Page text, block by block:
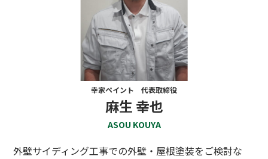
幸家ペイント 代表取締役
麻生 幸也
ASOU KOUYA
外壁サイディング工事での外壁・屋根塗装をご検討な